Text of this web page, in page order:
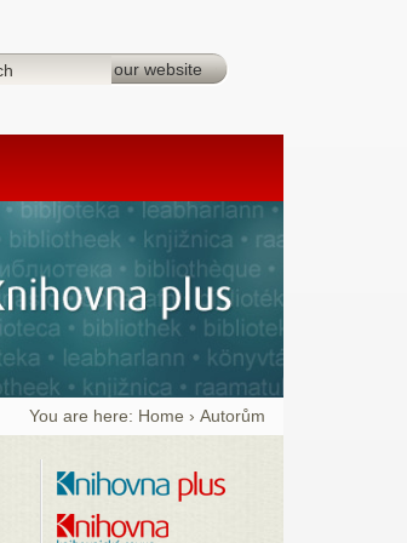
You are here: Home ›Autorům